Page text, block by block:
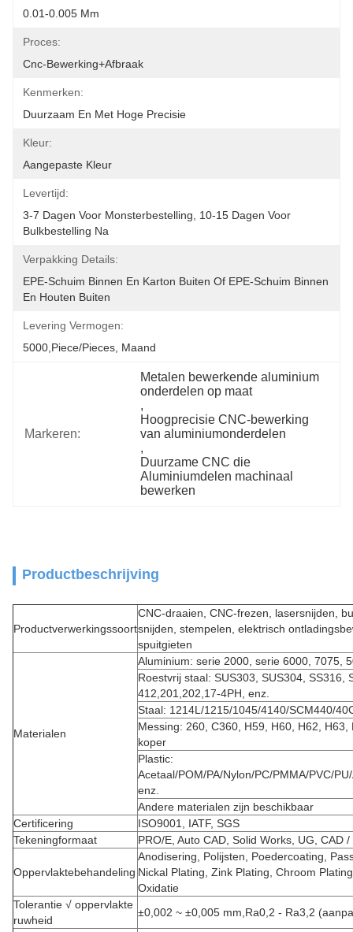
0.01-0.005 Mm
Proces:
Cnc-Bewerking+afbraak
Kenmerken:
Duurzaam En Met Hoge Precisie
Kleur:
Aangepaste Kleur
Levertijd:
3-7 Dagen Voor Monsterbestelling, 10-15 Dagen Voor
Bulkbestelling Na
Verpakking Details:
EPE-Schuim Binnen En Karton Buiten Of EPE-Schuim Binnen
En Houten Buiten
Levering Vermogen:
5000,Piece/Pieces, Maand
Markeren:
Metalen bewerkende aluminium
onderdelen op maat
,
Hoogprecisie CNC-bewerking
van aluminiumonderdelen
,
Duurzame CNC die
Aluminiumdelen machinaal
bewerken
Productbeschrijving
Productverwerkingssoort
CNC-draaien, CNC-frezen, lasersnijden,
snijden, stempelen, elektrisch
spuitgieten
Materialen
Aluminium: serie 2000, serie 6000, 7075,
Roestvrij staal: SUS303, SUS304, SS316,
412,201,202,17-4PH, enz.
Staal: 1214L/1215/1045/4140/SCM440/
Messing: 260, C360, H59, H60, H62, H63,
koper
Plastic:
Acetaal/POM/PA/Nylon/PC/PMMA/PVC/
enz.
Andere materialen zijn beschikbaar
Certificering
ISO9001, IATF, SGS
Tekeningformaat
PRO/E, Auto CAD, Solid Works, UG, CAD
Oppervlaktebehandeling
Anodisering, Polijsten, Poedercoating,
Nickal Plating, Zink Plating, Chroom
Oxidatie
Tolerantie √ oppervlakte
ruwheid
±0,002 ~ ±0,005 mm,Ra0,2 - Ra3,2